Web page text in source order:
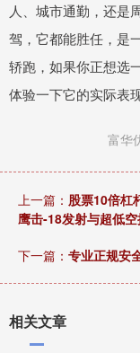
人、城市通勤，还是
驾，它都能胜任，是
轿跑，如果你正想选
体验一下它的实际表现
富华
上一篇： 股票10倍杠
鹰击-18发射与超低空
下一篇： 专业正规安
相关文章